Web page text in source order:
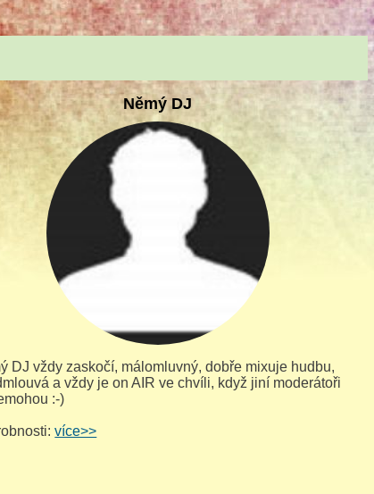
Němý DJ
DJ vždy zaskočí, málomluvný, dobře mixuje hudbu,
a vždy je on AIR ve chvíli, když jiní moderátoři
:-)
více>>